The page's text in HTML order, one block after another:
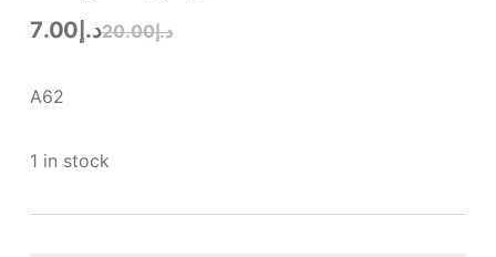
د.إ20.00د.إ 7.00
A62
1 in stock